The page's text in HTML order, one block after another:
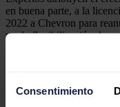
Consentimiento
en buena parte, a la
2022 a Chevron para
y a la flexibilización de